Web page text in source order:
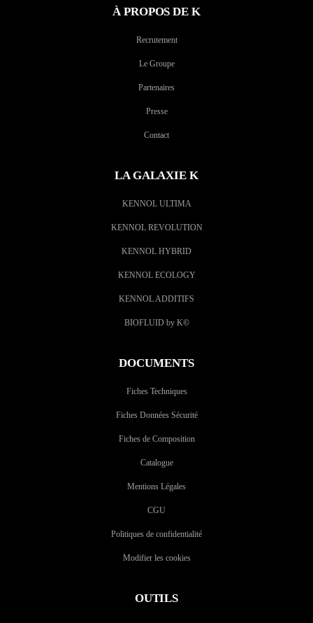
À PROPOS DE K
Recrutement
Le Groupe
Partenaires
Presse
Contact
LA GALAXIE K
KENNOL ULTIMA
KENNOL REVOLUTION
KENNOL HYBRID
KENNOL ECOLOGY
KENNOL ADDITIFS
BIOFLUID by K©
DOCUMENTS
Fiches Techniques
Fiches Données Sécurité
Fiches de Composition
Catalogue
Mentions Légales
CGU
Politiques de confidentialité
Modifier les cookies
OUTILS